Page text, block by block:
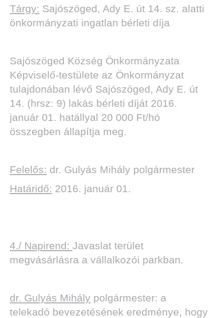
Tárgy: Sajószöged, Ady E. út 14. sz. alatti
önkormányzati ingatlan bérleti díja
Sajószöged Község Önkormányzata
Képviselő-testülete az Önkormányzat
tulajdonában lévő Sajószöged, Ady E. út
14. (hrsz: 9) lakás bérleti díját 2016.
január 01. hatállyal 20 000 Ft/hó
összegben állapítja meg.
Felelős: dr. Gulyás Mihály polgármester
Határidő: 2016. január 01.
4./ Napirend: Javaslat terület
megvásárlásra a vállalkozói parkban.
dr. Gulyás Mihály polgármester: a
telekadó bevezetésének eredménye, hogy